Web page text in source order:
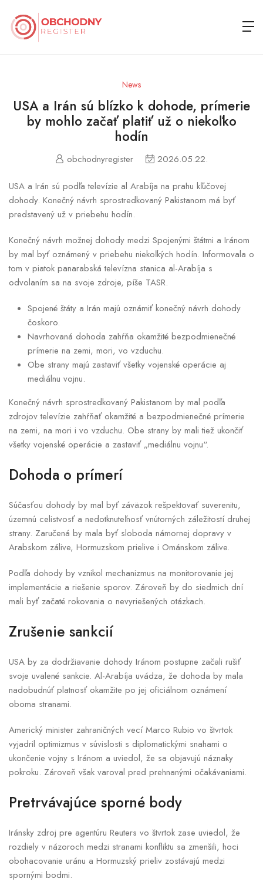
News
USA a Irán sú blízko k dohode, prímerie
by mohlo začať platiť už o niekoľko
hodín
obchodnyregister 2026.05.22.
USA a Irán sú podľa televízie al Arabíja na prahu kľúčovej
dohody. Konečný návrh sprostredkovaný Pakistanom má byť
predstavený už v priebehu hodín.
Konečný návrh možnej dohody medzi Spojenými štátmi a Iránom
by mal byť oznámený v priebehu niekoľkých hodín. Informovala o
tom v piatok panarabská televízna stanica al-Arabíja s
odvolaním sa na svoje zdroje, píše TASR.
Spojené štáty a Irán majú oznámiť konečný návrh dohody
čoskoro.
Navrhovaná dohoda zahŕňa okamžité bezpodmienečné
prímerie na zemi, mori, vo vzduchu.
Obe strany majú zastaviť všetky vojenské operácie aj
mediálnu vojnu.
Konečný návrh sprostredkovaný Pakistanom by mal podľa
zdrojov televízie zahŕňať okamžité a bezpodmienečné prímerie
na zemi, na mori i vo vzduchu. Obe strany by mali tiež ukončiť
všetky vojenské operácie a zastaviť „mediálnu vojnu“.
Dohoda o prímerí
Súčasťou dohody by mal byť záväzok rešpektovať suverenitu,
územnú celistvosť a nedotknuteľnosť vnútorných záležitostí druhej
strany. Zaručená by mala byť sloboda námornej dopravy v
Arabskom zálive, Hormuzskom prielive i Ománskom zálive.
Podľa dohody by vznikol mechanizmus na monitorovanie jej
implementácie a riešenie sporov. Zároveň by do siedmich dní
mali byť začaté rokovania o nevyriešených otázkach.
Zrušenie sankcií
USA by za dodržiavanie dohody Iránom postupne začali rušiť
svoje uvalené sankcie. Al-Arabíja uvádza, že dohoda by mala
nadobudnúť platnosť okamžite po jej oficiálnom oznámení
oboma stranami.
Americký minister zahraničných vecí Marco Rubio vo štvrtok
vyjadril optimizmus v súvislosti s diplomatickými snahami o
ukončenie vojny s Iránom a uviedol, že sa objavujú náznaky
pokroku. Zároveň však varoval pred prehnanými očakávaniami.
Pretrvávajúce sporné body
Iránsky zdroj pre agentúru Reuters vo štvrtok zase uviedol, že
rozdiely v názoroch medzi stranami konfliktu sa zmenšili, hoci
obohacovanie uránu a Hormuzský prieliv zostávajú medzi
spornými bodmi.